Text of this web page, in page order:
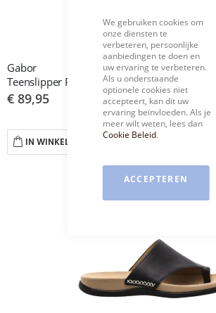
We gebruiken cookies om
onze diensten te
verbeteren, persoonlijke
aanbiedingen te doen en
uw ervaring te verbeteren.
Als u onderstaande
optionele cookies niet
accepteert, kan dit uw
ervaring beïnvloeden. Als je
meer wilt weten, lees dan
Cookie Beleid.
ACCEPTEREN
Gabor
Teenslipper Peanut 03.700.24
€ 89,95
IN WINKELWAGEN